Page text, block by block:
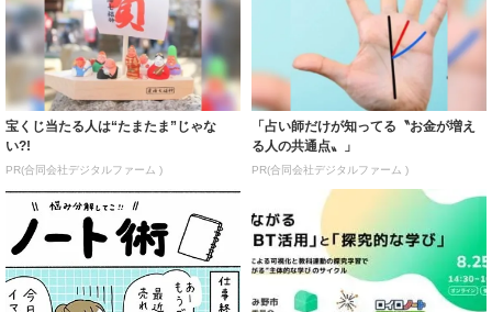
宝くじ当たる人は“たまたま”じゃな
い?!
PR(合同会社デジタルファーム )
「占い師だけが知ってる〝お金が増え
る人の共通点〟」
PR(合同会社デジタルファーム )